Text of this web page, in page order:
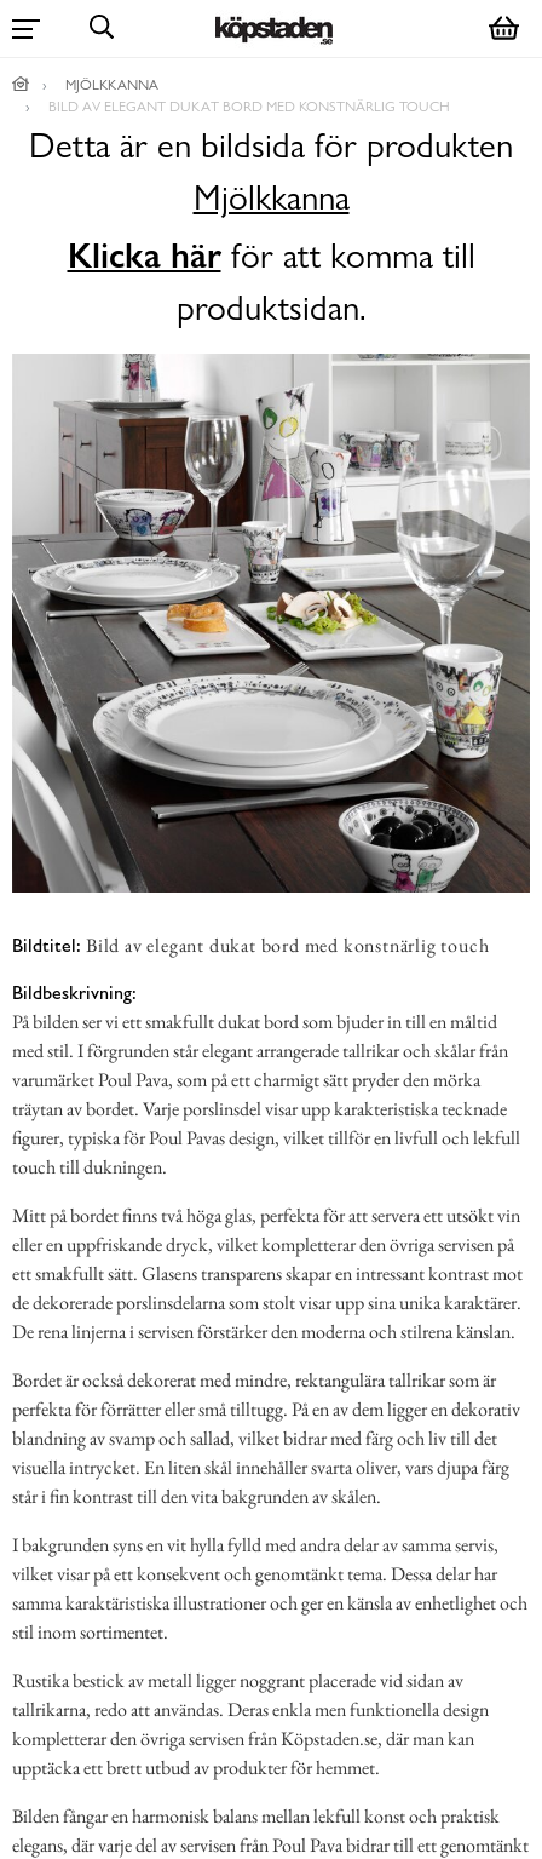
MJÖLKKANNA
BILD AV ELEGANT DUKAT BORD MED KONSTNÄRLIG TOUCH
Detta är en bildsida för produkten
Mjölkkanna
Klicka härför att komma till
produktsidan.
Bildtitel: Bild av elegant dukat bord med konstnärlig touch
Bildbeskrivning:
På bilden ser vi ett smakfullt dukat bord som bjuder in till en måltid
med stil. I förgrunden står elegant arrangerade tallrikar och skålar från
varumärket Poul Pava, som på ett charmigt sätt pryder den mörka
träytan av bordet. Varje porslinsdel visar upp karakteristiska tecknade
figurer, typiska för Poul Pavas design, vilket tillför en livfull och lekfull
touch till dukningen.
Mitt på bordet finns två höga glas, perfekta för att servera ett utsökt vin
eller en uppfriskande dryck, vilket kompletterar den övriga servisen på
ett smakfullt sätt. Glasens transparens skapar en intressant kontrast mot
de dekorerade porslinsdelarna som stolt visar upp sina unika karaktärer.
De rena linjerna i servisen förstärker den moderna och stilrena känslan.
Bordet är också dekorerat med mindre, rektangulära tallrikar som är
perfekta för förrätter eller små tilltugg. På en av dem ligger en dekorativ
blandning av svamp och sallad, vilket bidrar med färg och liv till det
visuella intrycket. En liten skål innehåller svarta oliver, vars djupa färg
står i fin kontrast till den vita bakgrunden av skålen.
I bakgrunden syns en vit hylla fylld med andra delar av samma servis,
vilket visar på ett konsekvent och genomtänkt tema. Dessa delar har
samma karaktäristiska illustrationer och ger en känsla av enhetlighet och
stil inom sortimentet.
Rustika bestick av metall ligger noggrant placerade vid sidan av
tallrikarna, redo att användas. Deras enkla men funktionella design
kompletterar den övriga servisen från Köpstaden.se, där man kan
upptäcka ett brett utbud av produkter för hemmet.
Bilden fångar en harmonisk balans mellan lekfull konst och praktisk
elegans, där varje del av servisen från Poul Pava bidrar till ett genomtänkt